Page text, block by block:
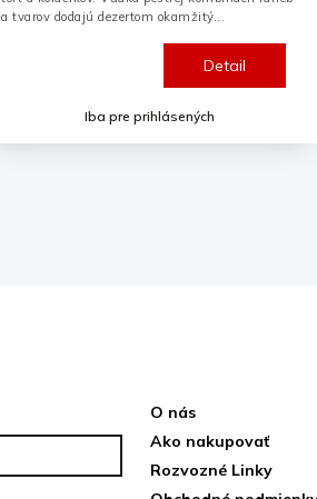
Iba pre prihlásených
Detail
a tvarov dodajú dezertom okamžitý...
O nás
Ako nakupovať
Rozvozné Linky